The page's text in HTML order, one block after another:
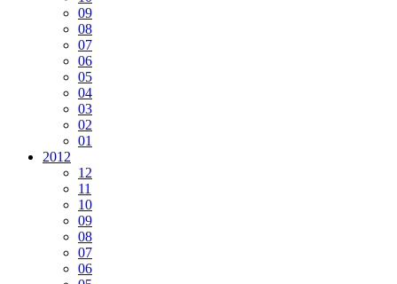
09
08
07
06
05
04
03
02
01
2012
12
11
10
09
08
07
06